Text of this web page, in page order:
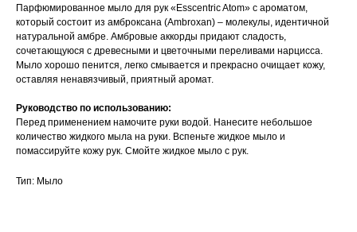
Парфюмированное мыло для рук «Esscentric Atom» с ароматом,
который состоит из амброксана (Ambroxan) – молекулы, идентичной
натуральной амбре. Амбровые аккорды придают сладость,
сочетающуюся с древесными и цветочными переливами нарцисса.
Мыло хорошо пенится, легко смывается и прекрасно очищает кожу,
оставляя ненавязчивый, приятный аромат.
Руководство по использованию:
Перед применением намочите руки водой. Нанесите небольшое
количество жидкого мыла на руки. Вспеньте жидкое мыло и
помассируйте кожу рук. Смойте жидкое мыло с рук.
Тип: Мыло